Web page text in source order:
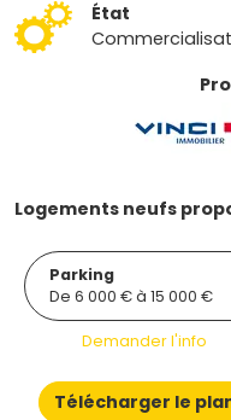
État
Logements neufs
Parking
De 6 000 € à 15 000 €
Demander l'info
Télécharger le